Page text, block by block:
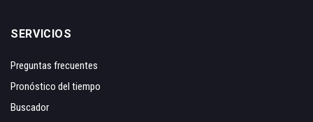
SERVICIOS
Preguntas frecuentes
Pronóstico del tiempo
Buscador